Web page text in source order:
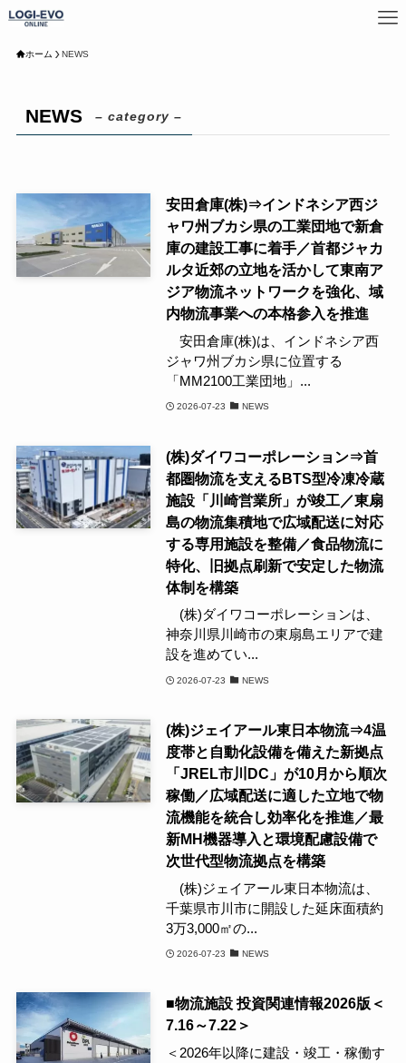
ホーム NEWS
NEWS – category –
安田倉庫(株)⇒インドネシア西ジ
ャワ州ブカシ県の工業団地で新倉
庫の建設工事に着手／首都ジャカ
ルタ近郊の立地を活かして東南ア
ジア物流ネットワークを強化、域
内物流事業への本格参入を推進
安田倉庫(株)は、インドネシア西
ジャワ州ブカシ県に位置する
「MM2100工業団地」...
2026-07-23 NEWS
(株)ダイワコーポレーション⇒首
都圏物流を支えるBTS型冷凍冷蔵
施設「川崎営業所」が竣工／東扇
島の物流集積地で広域配送に対応
する専用施設を整備／食品物流に
特化、旧拠点刷新で安定した物流
体制を構築
(株)ダイワコーポレーションは、
神奈川県川崎市の東扇島エリアで建
設を進めてい...
2026-07-23 NEWS
(株)ジェイアール東日本物流⇒4温
度帯と自動化設備を備えた新拠点
「JREL市川DC」が10月から順次
稼働／広域配送に適した立地で物
流機能を統合し効率化を推進／最
新MH機器導入と環境配慮設備で
次世代型物流拠点を構築
(株)ジェイアール東日本物流は、
千葉県市川市に開設した延床面積約
3万3,000㎡の...
2026-07-23 NEWS
■物流施設 投資関連情報2026版＜
7.16～7.22＞
＜2026年以降に建設・竣工・稼働す